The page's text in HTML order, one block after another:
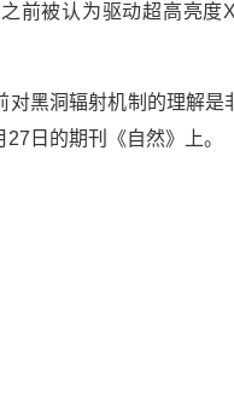
被认为驱动超高亮度
黑洞辐射机制的理解是
日的期刊《自然》上。